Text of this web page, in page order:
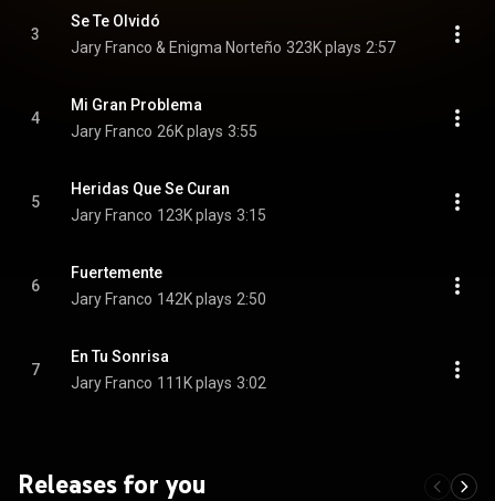
3
Se Te Olvidó
Jary Franco & Enigma Norteño 323K plays 2:57
4
Mi Gran Problema
Jary Franco 26K plays 3:55
5
Heridas Que Se Curan
Jary Franco 123K plays 3:15
6
Fuertemente
Jary Franco 142K plays 2:50
7
En Tu Sonrisa
Jary Franco 111K plays 3:02
Releases for you